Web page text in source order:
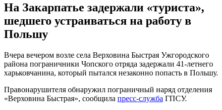
На Закарпатье задержали «туриста»,
шедшего устраиваться на работу в
Польшу
Вчера вечером возле села Верховина Быстрая Ужгородского
района пограничники Чопского отряда задержали 41-летнего
харьковчанина, который пытался незаконно попасть в Польшу.
Правонарушителя обнаружил пограничный наряд отделения
«Верховина Быстрая», сообщила пресс-служба ГПСУ.